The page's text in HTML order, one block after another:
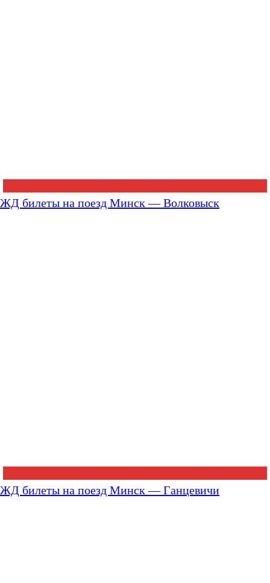
ЖД билеты на поезд Минск — Волковыск
ЖД билеты на поезд Минск — Ганцевичи